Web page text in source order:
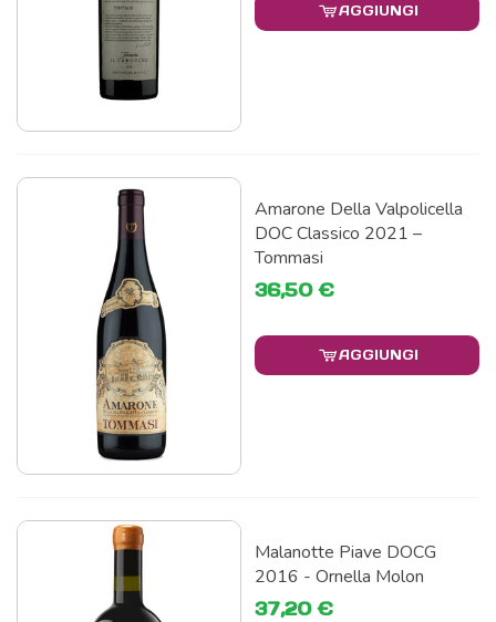
AGGIUNGI
Amarone Della Valpolicella
DOC Classico 2021 –
Tommasi
36,50 €
AGGIUNGI
Malanotte Piave DOCG
2016 - Ornella Molon
37,20 €